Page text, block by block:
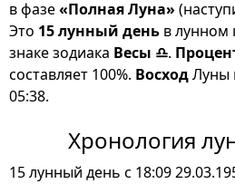
в фазе«Полная Луна»
Это 15 лунный день в лунном
знаке зодиака Весы ♎.
составляет 100%. ВосходЛуны
05:38.
Хронология
15 лунный день с 18:09